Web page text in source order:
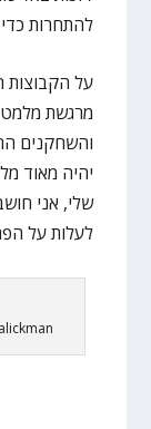
להתחרות
על הקבוצות
מרגשת
והשחקנים
יהיה מאוד
שלי, אני
לעלות על